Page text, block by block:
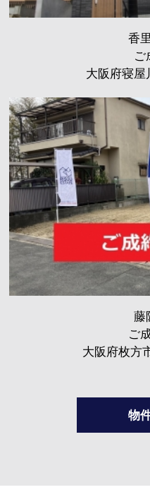
香
ご
大阪府寝屋
藤
ご
大阪府枚方
物